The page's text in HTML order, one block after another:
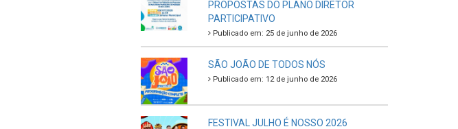
PROPOSTAS DO PLANO DIRETOR
PARTICIPATIVO
Publicado em: 25 de junho de 2026
SÃO JOÃO DE TODOS NÓS
Publicado em: 12 de junho de 2026
FESTIVAL JULHO É NOSSO 2026